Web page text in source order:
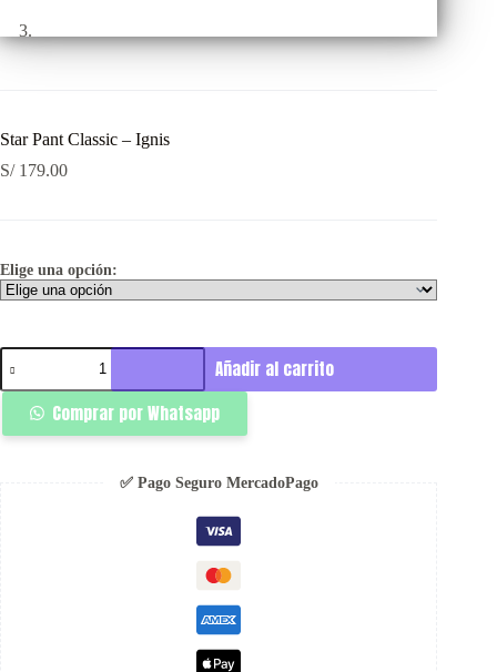
Star Pant Classic – Ignis
S/179.00
Elige una opción:
Star
Pant
Classic
Ignis
Añadir al carrito
Comprar por Whatsapp
✅ Pago Seguro MercadoPago